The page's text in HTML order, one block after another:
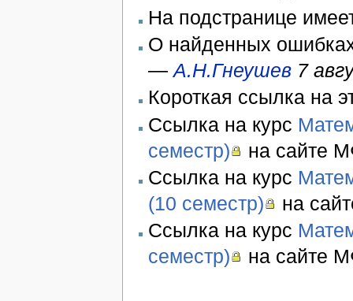
На подстранице
О найденных
—А.Н.Гнеушев7
Короткая ссылка на
Cсылка на курс
семестр)
на сайте
Cсылка на курс
(10 семестр)
на
Cсылка на курс
семестр)
на сайте